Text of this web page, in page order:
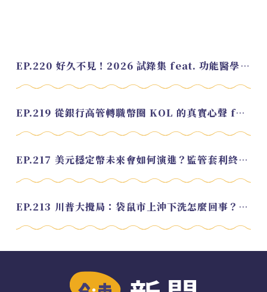
EP.220 好久不見！2026 試錄集 feat. 功能醫學營養師 美寶
EP.219 從銀行高管轉職幣圈 KOL 的真實心聲 feat.龜大
EP.217 美元穩定幣未來會如何演進？監管套利終將收斂？feat. 研究員 余哲安
EP.213 川普大攪局：袋鼠市上沖下洗怎麼回事？feat. Alvin